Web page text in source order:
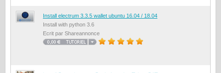
Install electrum 3.3.5 wallet ubuntu 16.04 / 18.04
Install with python 3.6
Ecrit par Shareannonce